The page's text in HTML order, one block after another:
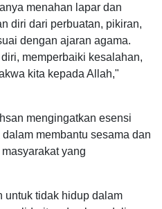
menahan lapar dan
diri dari perbuatan, pikiran,
dengan ajaran agama.
memperbaiki kesalahan,
kita kepada Allah,"
mengingatkan esensi
membantu sesama dan
yang
untuk tidak hidup dalam